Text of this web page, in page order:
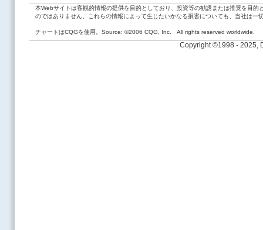
本Webサイトは客観的情報の提供を目的としており、投資等の勧誘または推奨を目
のではありません。これらの情報によって生じたいかなる損害についても、当社は一
チャートはCQGを使用。Source: ©2006 CQG, Inc. All rights reserved worldwide.
Copyright ©1998 - 2025,